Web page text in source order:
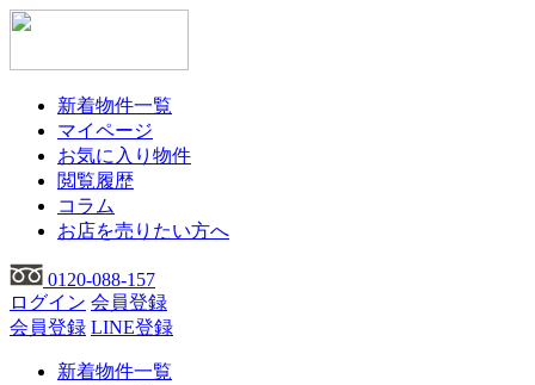
新着物件一覧
マイページ
お気に入り物件
閲覧履歴
コラム
お店を売りたい方へ
0120-088-157
ログイン 会員登録
会員登録 LINE登録
新着物件一覧